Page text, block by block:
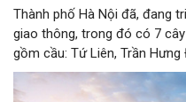
Thành phố Hà Nội đã, đang
giao thông, trong đó có 7
gồm cầu: Tứ Liên, Trần
Hà, Mễ Sở và Vân Phúc. 7
giao thông Thủ đô, vừa thể